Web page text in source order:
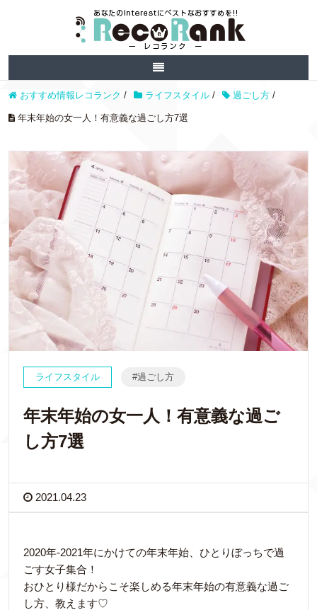
おすすめ情報レコランク / ライフスタイル / 過ごし方 /
年末年始の女一人！有意義な過ごし方7選
ライフスタイル 過ごし方
年末年始の女一人！有意義な過ご
し方7選
2021.04.23
2020年-2021年にかけての年末年始、ひとりぼっちで過
ごす女子集合！
おひとり様だからこそ楽しめる年末年始の有意義な過ご
し方、教えます♡